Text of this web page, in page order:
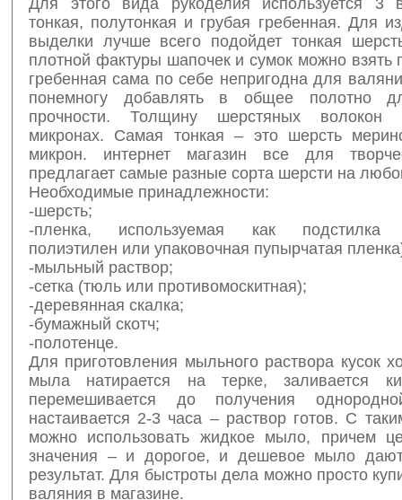
тонкая, полутонкая и грубая гребенная. Для
выделки лучше всего подойдет тонкая
плотной фактуры шапочек и сумок можно взять
гребенная сама по себе непригодна для
понемногу добавлять в общее полотно
прочности. Толщину шерстяных волокон
микронах. Самая тонкая – это шерсть
микрон. интернет магазин все для
предлагает самые разные сорта шерсти на
Необходимые принадлежности:
-шерсть;
-пленка, используемая как подстилка
полиэтилен или упаковочная пупырчатая
-мыльный раствор;
-сетка (тюль или противомоскитная);
-деревянная скалка;
-бумажный скотч;
-полотенце.
Для приготовления мыльного раствора кусок
мыла натирается на терке, заливается
перемешивается до получения
настаивается 2-3 часа – раствор готов. С
можно использовать жидкое мыло, причем
значения – и дорогое, и дешевое мыло
результат. Для быстроты дела можно просто
валяния в магазине.